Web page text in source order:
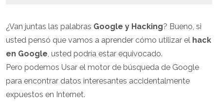
¿Van juntas las palabras Google y Hacking? Bueno, si
usted pensó que vamos a aprender cómo utilizar el hack
en Google, usted podría estar equivocado.
Pero podemos Usar el motor de búsqueda de Google
para encontrar datos interesantes accidentalmente
expuestos en Internet.